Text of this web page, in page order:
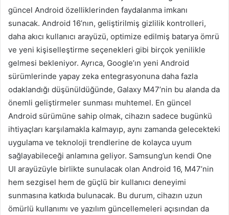
güncel Android özelliklerinden faydalanma imkanı
sunacak. Android 16’nın, geliştirilmiş gizlilik kontrolleri,
daha akıcı kullanıcı arayüzü, optimize edilmiş batarya ömrü
ve yeni kişiselleştirme seçenekleri gibi birçok yenilikle
gelmesi bekleniyor. Ayrıca, Google’ın yeni Android
sürümlerinde yapay zeka entegrasyonuna daha fazla
odaklandığı düşünüldüğünde, Galaxy M47’nin bu alanda da
önemli geliştirmeler sunması muhtemel. En güncel
Android sürümüne sahip olmak, cihazın sadece bugünkü
ihtiyaçları karşılamakla kalmayıp, aynı zamanda gelecekteki
uygulama ve teknoloji trendlerine de kolayca uyum
sağlayabileceği anlamına geliyor. Samsung’un kendi One
UI arayüzüyle birlikte sunulacak olan Android 16, M47’nin
hem sezgisel hem de güçlü bir kullanıcı deneyimi
sunmasına katkıda bulunacak. Bu durum, cihazın uzun
ömürlü kullanımı ve yazılım güncellemeleri açısından da